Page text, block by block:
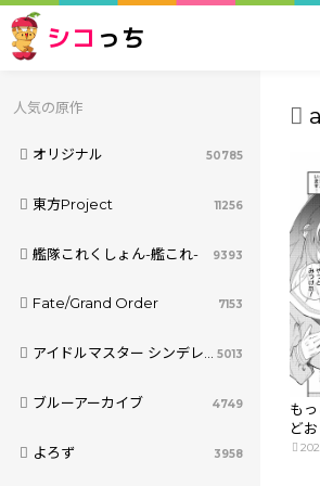
シコ っち
人気の原作
オリジナル 50785
東方Project 11256
艦隊これくしょん-艦これ- 9393
Fate/Grand Order 7153
アイドルマスター シンデレラガールズ 5013
ブルーアーカイブ 4749
よろず 3958
も
ど